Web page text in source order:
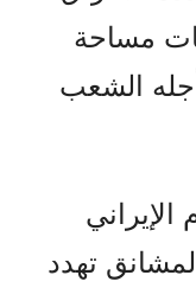
مساحة
الشعب
الإيراني
والمشانق تهدد